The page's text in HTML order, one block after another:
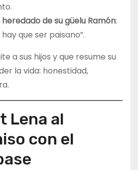
de su güelu Ramón:
que ser paisano”.
a sus hijos y que resume su
la vida: honestidad,
Lena al
con el